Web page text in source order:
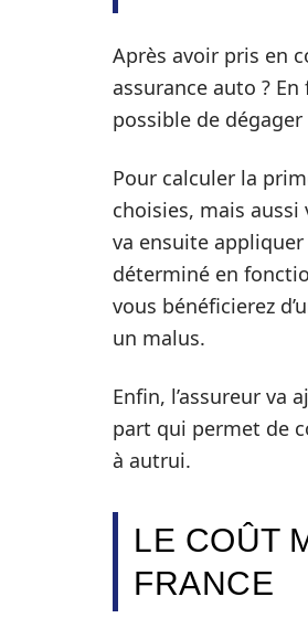
Après avoir pris en
assurance auto ?
possible de
Pour calculer la
choisies, mais
va ensuite appliquer
déterminé en
vous bénéficierez
un malus.
Enfin, l’assureur va
part qui permet de
à autrui.
LE COÛT
FRANCE